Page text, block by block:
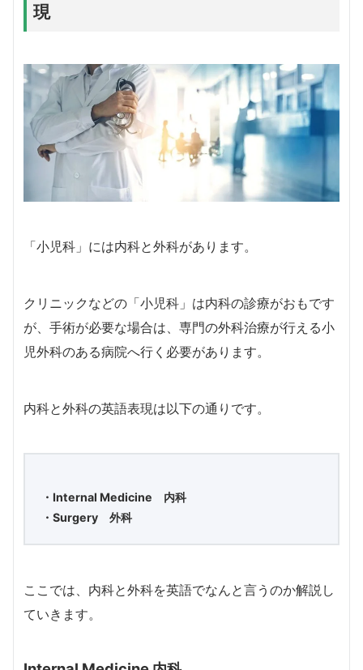
現
「小児科」には内科と外科があります。
クリニックなどの「小児科」は内科の診療がおもです
が、手術が必要な場合は、専門の外科治療が行える小
児外科のある病院へ行く必要があります。
内科と外科の英語表現は以下の通りです。
・Internal Medicine 内科
・Surgery 外科
ここでは、内科と外科を英語でなんと言うのか解説し
ていきます。